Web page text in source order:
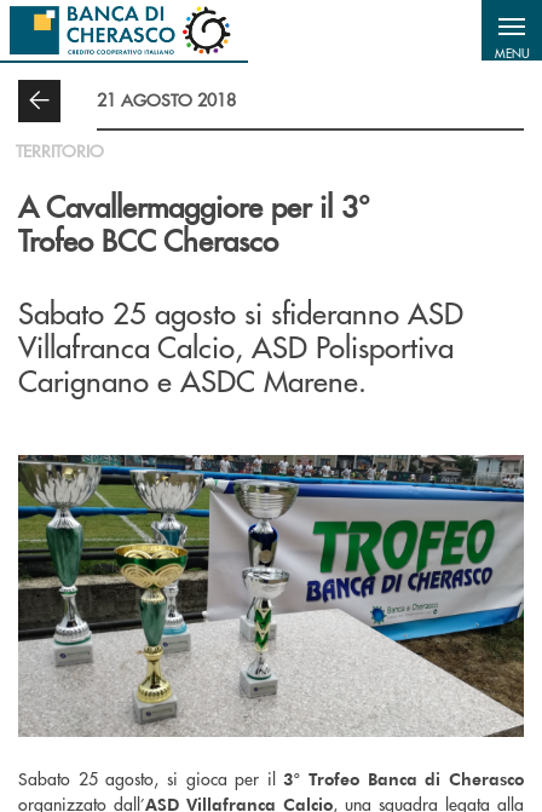
Salta al contenuto principale
MENU
21 AGOSTO 2018
TERRITORIO
A Cavallermaggiore per il 3°
Trofeo BCC Cherasco
Sabato 25 agosto si sfideranno ASD
Villafranca Calcio, ASD Polisportiva
Carignano e ASDC Marene.
Sabato 25 agosto, si gioca per il3° Trofeo Banca di Cherasco
organizzato dall’ASD Villafranca Calcio, una squadra legata alla